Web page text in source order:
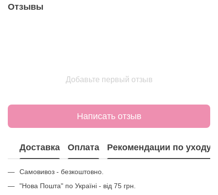
Отзывы
Добавьте первый отзыв
Написать отзыв
Доставка Оплата Рекомендации по уходу
Самовивоз - безкоштовно.
"Нова Пошта" по Україні - від 75 грн.